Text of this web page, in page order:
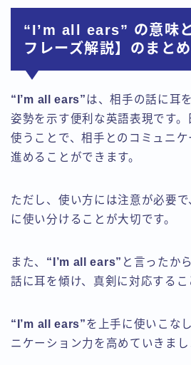
“I’m all ears” の意味
フレーズ解説】のまとめ
“I’m all ears”は、相手の話に耳
姿勢を示す便利な英語表現です
使うことで、相手とのコミュニ
進めることができます。
ただし、使い方には注意が必要
に使い分けることが大切です。
また、 “I’m all ears” と言ったか
話に耳を傾け、真剣に対応するこ
“I’m all ears”を上手に使いこな
ニケーション力を高めていきまし